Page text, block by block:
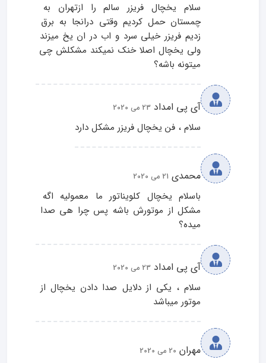
سلام یخچال فریزر سالم را ازتهران به
چمستان حمل کردیم وقتی درانجا به برق
زدیم فریزر خیلی سرد و اب در ان یخ میزند
ولی یخچال اصلا خنک نمیکند مشکلش چی
میتونه باشه؟
آی پی امداد 23 می 2020
سلام ، فن یخچال فریزر مشکل دارد
محمدی 21 می 2020
باسلام یخچال کلویناتور ما معمولیه اگه
مشکل از موتورش باشه پس چرا هی صدا
میده؟
آی پی امداد 23 می 2020
سلام ، یکی از دلایل صدا دادن یخچال از
موتور میباشد
مهران 20 می 2020